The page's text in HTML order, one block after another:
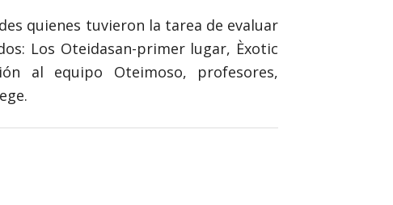
quienes tuvieron la tarea de evaluar
Los Oteidasan-primer lugar, Èxotic
al equipo Oteimoso, profesores,